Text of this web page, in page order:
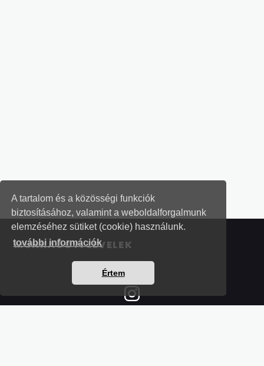
A tartalom és a közösségi funkciók
biztosításához, valamint a weboldalforgalmunk
elemzéséhez sütiket (cookie) használunk.
további információk
Értem
MUNKAÜGYI LEVELEK